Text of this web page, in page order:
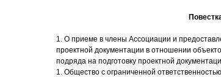
1. О приеме в члены Ассоциации и
проектной документации в отношении
подряда на подготовку проектной
1. Общество с ограниченной